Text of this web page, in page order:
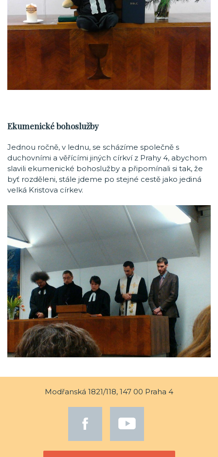
Ekumenické bohoslužby
Jednou ročně, v lednu, se scházíme společně s
duchovními a věřícími jiných církví z Prahy 4, abychom
slavili ekumenické bohoslužby a připomínali si tak, že
byť rozděleni, stále jdeme po stejné cestě jako jediná
velká Kristova církev.
Modřanská 1821/118, 147 00 Praha 4